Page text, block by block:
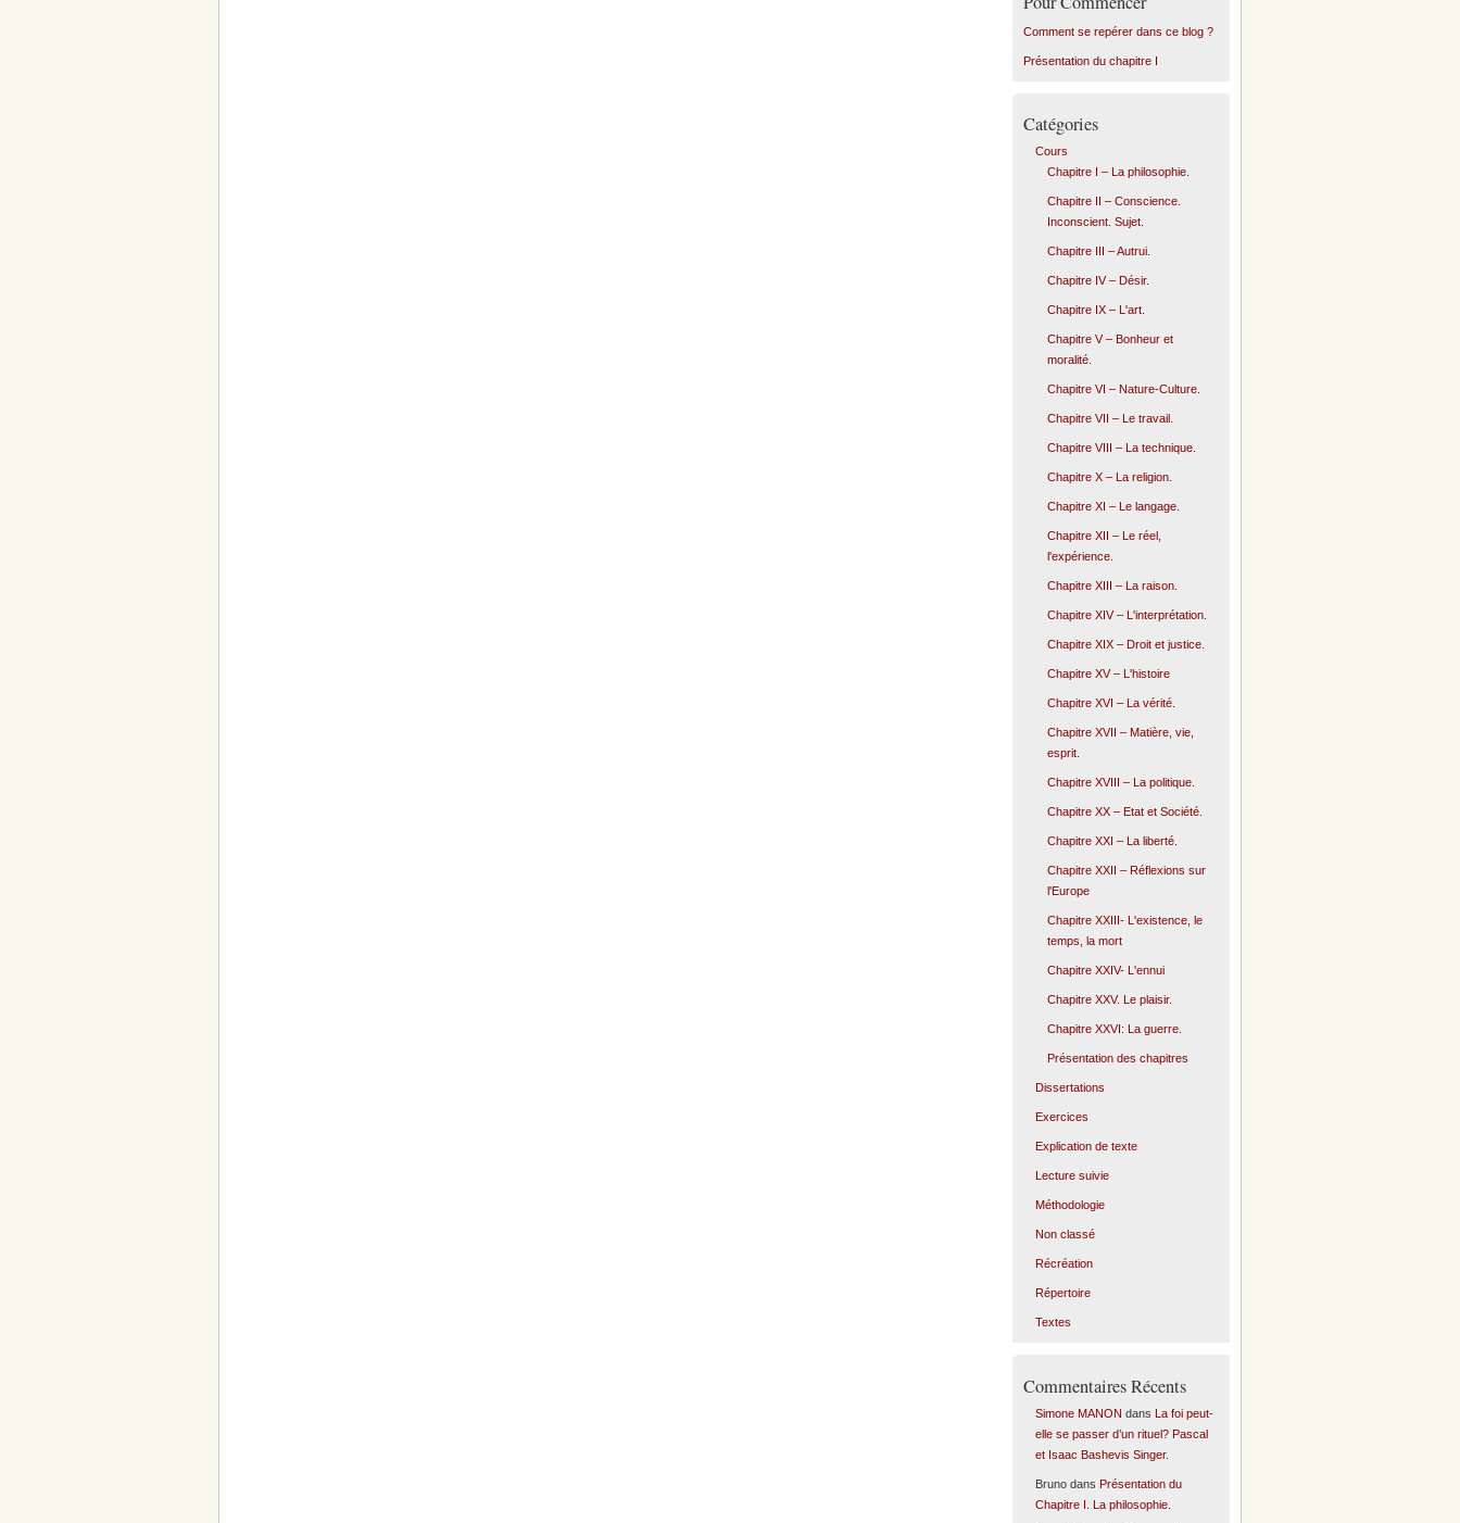
Comment se repérer dans ce blog ?
Présentation du chapitre I
Catégories
Cours
Chapitre I – La philosophie.
Chapitre II – Conscience.
Inconscient. Sujet.
Chapitre III – Autrui.
Chapitre IV – Désir.
Chapitre IX – L'art.
Chapitre V – Bonheur et
moralité.
Chapitre VI – Nature-Culture.
Chapitre VII – Le travail.
Chapitre VIII – La technique.
Chapitre X – La religion.
Chapitre XI – Le langage.
Chapitre XII – Le réel,
l'expérience.
Chapitre XIII – La raison.
Chapitre XIV – L'interprétation.
Chapitre XIX – Droit et justice.
Chapitre XV – L'histoire
Chapitre XVI – La vérité.
Chapitre XVII – Matière, vie,
esprit.
Chapitre XVIII – La politique.
Chapitre XX – Etat et Société.
Chapitre XXI – La liberté.
Chapitre XXII – Réflexions sur
l'Europe
Chapitre XXIII- L'existence, le
temps, la mort
Chapitre XXIV- L'ennui
Chapitre XXV. Le plaisir.
Chapitre XXVI: La guerre.
Présentation des chapitres
Dissertations
Exercices
Explication de texte
Lecture suivie
Méthodologie
Non classé
Récréation
Répertoire
Textes
Commentaires Récents
Simone MANON dans
La foi peut-
elle se passer d’un rituel? Pascal
et Isaac Bashevis Singer.
Brunodans Présentation du
Chapitre I. La philosophie.